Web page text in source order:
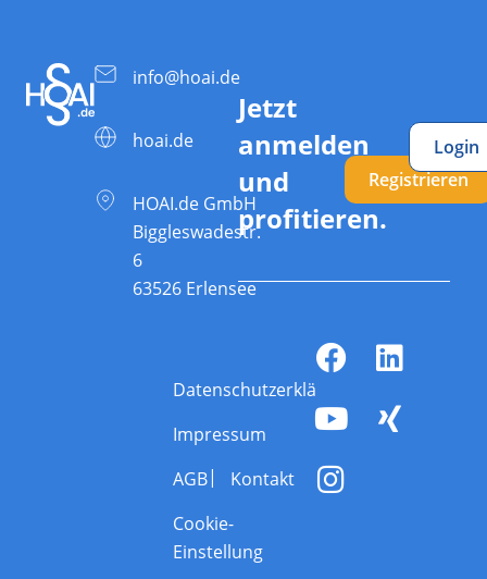
info@hoai.de
hoai.de
HOAI.de GmbH
Biggleswadestr.
6
63526 Erlensee
Jetzt
anmelden
und
profitieren.
Registrieren
Login
Datenschutzerklärung
Impressum
AGB
Kontakt
Cookie-
Einstellung